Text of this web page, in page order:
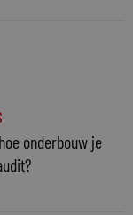
onderbouw je